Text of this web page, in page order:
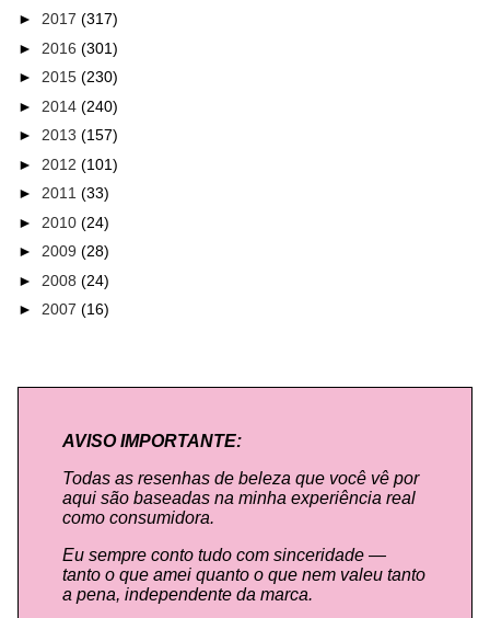
► 2017 (317)
► 2016 (301)
► 2015 (230)
► 2014 (240)
► 2013 (157)
► 2012 (101)
► 2011 (33)
► 2010 (24)
► 2009 (28)
► 2008 (24)
► 2007 (16)
AVISO IMPORTANTE:
Todas as resenhas de beleza que você vê por
aqui são baseadas na minha experiência real
como consumidora.
Eu sempre conto tudo com sinceridade —
tanto o que amei quanto o que nem valeu tanto
a pena, independente da marca.